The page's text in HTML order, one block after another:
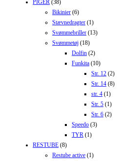
PIGER (38)
Bikinier (6)
Stævnedragter (1)
Svømmebriller (13)
Svømmetøj (18)
Dolfin (2)
Funkita (10)
Str. 12 (2)
Str. 14 (8)
str. 4 (1)
Str. 5 (1)
Str. 6 (2)
Speedo (3)
TYR (1)
RESTUBE (8)
Restube active (1)